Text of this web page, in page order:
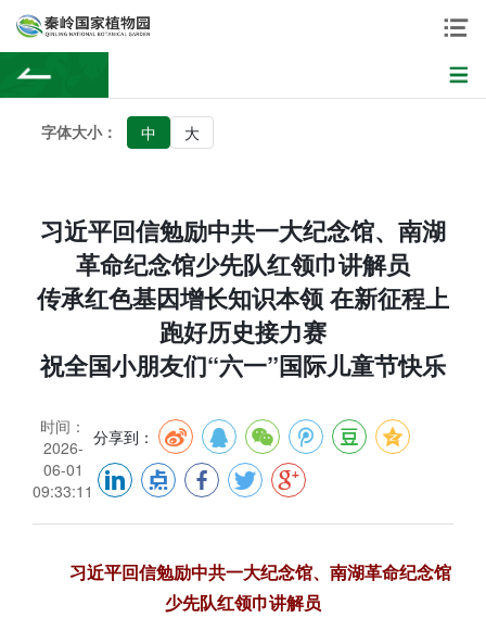
字体大小： 中 大
习近平回信勉励中共一大纪念馆、南湖
革命纪念馆少先队红领巾讲解员
传承红色基因增长知识本领 在新征程上
跑好历史接力赛
祝全国小朋友们“六一”国际儿童节快乐
时间：
2026-
06-01
09:33:11
分享到：
习近平回信勉励中共一大纪念馆、南湖革命纪念馆
少先队红领巾讲解员